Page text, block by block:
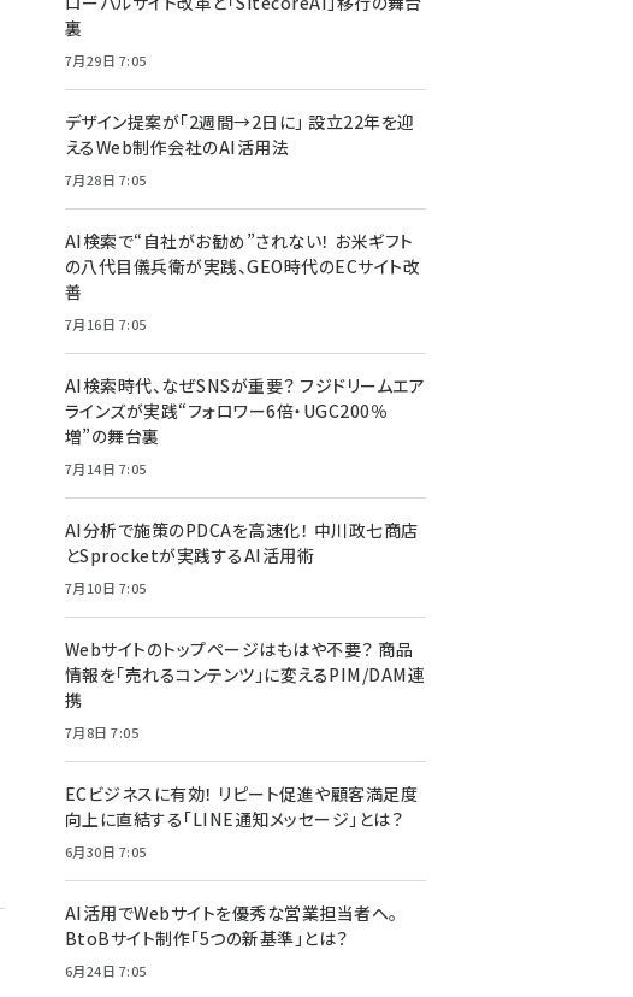
裏
7月29日 7:05
デザイン提案が「2週間→2日に」 設立22年を迎
えるWeb制作会社のAI活用法
7月28日 7:05
AI検索で“自社がお勧め”されない！ お米ギフト
の八代目儀兵衛が実践、GEO時代のECサイト改
善
7月16日 7:05
AI検索時代、なぜSNSが重要？ フジドリームエア
ラインズが実践“フォロワー6倍・UGC200％
増”の舞台裏
7月14日 7:05
AI分析で施策のPDCAを高速化！ 中川政七商店
とSprocketが実践するAI活用術
7月10日 7:05
Webサイトのトップページはもはや不要？ 商品
情報を「売れるコンテンツ」に変えるPIM/DAM連
携
7月8日 7:05
ECビジネスに有効！ リピート促進や顧客満足度
向上に直結する「LINE通知メッセージ」とは？
6月30日 7:05
AI活用でWebサイトを優秀な営業担当者へ。
BtoBサイト制作「5つの新基準」とは？
6月24日 7:05